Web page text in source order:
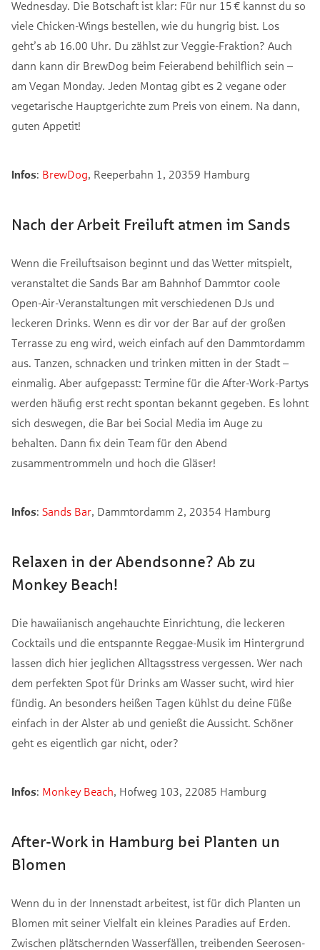
Wednesday. Die Botschaft ist klar: Für nur 15 € kannst du so
viele Chicken-Wings bestellen, wie du hungrig bist. Los
geht’s ab 16.00 Uhr. Du zählst zur Veggie-Fraktion? Auch
dann kann dir BrewDog beim Feierabend behilflich sein –
am Vegan Monday. Jeden Montag gibt es 2 vegane oder
vegetarische Hauptgerichte zum Preis von einem. Na dann,
guten Appetit!
Infos: BrewDog , Reeperbahn 1, 20359 Hamburg
Nach der Arbeit Freiluft atmen im Sands
Wenn die Freiluftsaison beginnt und das Wetter mitspielt,
veranstaltet die Sands Bar am Bahnhof Dammtor coole
Open-Air-Veranstaltungen mit verschiedenen DJs und
leckeren Drinks. Wenn es dir vor der Bar auf der großen
Terrasse zu eng wird, weich einfach auf den Dammtordamm
aus. Tanzen, schnacken und trinken mitten in der Stadt –
einmalig. Aber aufgepasst: Termine für die After-Work-Partys
werden häufig erst recht spontan bekannt gegeben. Es lohnt
sich deswegen, die Bar bei Social Media im Auge zu
behalten. Dann fix dein Team für den Abend
zusammentrommeln und hoch die Gläser!
Infos: Sands Bar , Dammtordamm 2, 20354 Hamburg
Relaxen in der Abendsonne? Ab zu
Monkey Beach!
Die hawaiianisch angehauchte Einrichtung, die leckeren
Cocktails und die entspannte Reggae-Musik im Hintergrund
lassen dich hier jeglichen Alltagsstress vergessen. Wer nach
dem perfekten Spot für Drinks am Wasser sucht, wird hier
fündig. An besonders heißen Tagen kühlst du deine Füße
einfach in der Alster ab und genießt die Aussicht. Schöner
geht es eigentlich gar nicht, oder?
Infos: Monkey Beach , Hofweg 103, 22085 Hamburg
After-Work in Hamburg bei Planten un
Blomen
Wenn du in der Innenstadt arbeitest, ist für dich Planten un
Blomen mit seiner Vielfalt ein kleines Paradies auf Erden.
Zwischen plätschernden Wasserfällen, treibenden Seerosen-